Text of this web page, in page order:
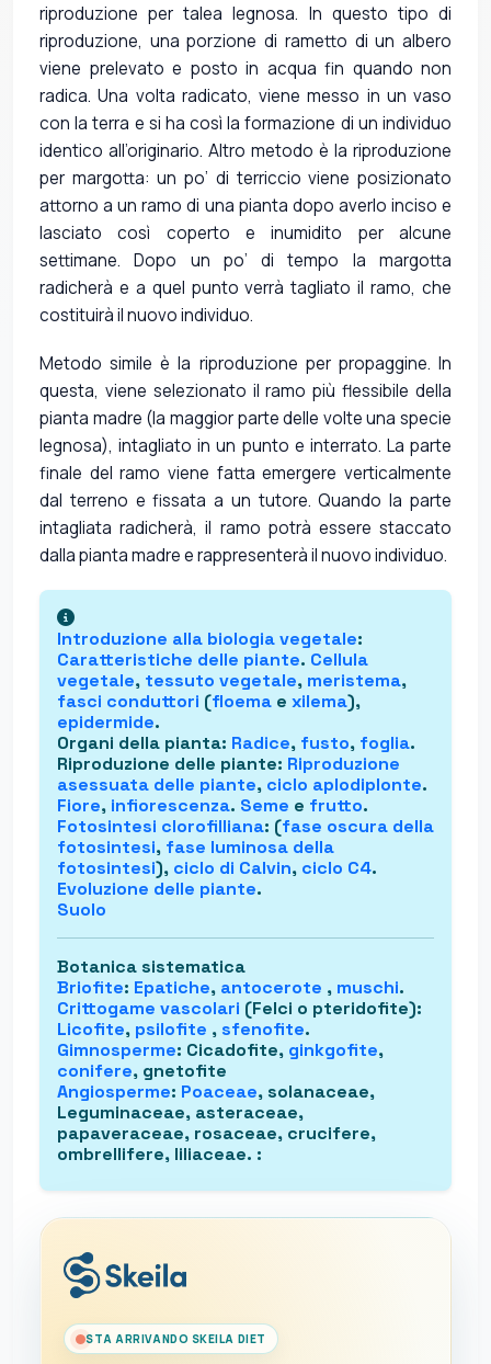
riproduzione per talea legnosa. In questo tipo di
riproduzione, una porzione di rametto di un albero
viene prelevato e posto in acqua fin quando non
radica. Una volta radicato, viene messo in un vaso
con la terra e si ha così la formazione di un individuo
identico all’originario. Altro metodo è la riproduzione
per margotta: un po’ di terriccio viene posizionato
attorno a un ramo di una pianta dopo averlo inciso e
lasciato così coperto e inumidito per alcune
settimane. Dopo un po’ di tempo la margotta
radicherà e a quel punto verrà tagliato il ramo, che
costituirà il nuovo individuo.
Metodo simile è la riproduzione per propaggine. In
questa, viene selezionato il ramo più flessibile della
pianta madre (la maggior parte delle volte una specie
legnosa), intagliato in un punto e interrato. La parte
finale del ramo viene fatta emergere verticalmente
dal terreno e fissata a un tutore. Quando la parte
intagliata radicherà, il ramo potrà essere staccato
dalla pianta madre e rappresenterà il nuovo individuo.
Introduzione alla biologia vegetale:
Caratteristiche delle piante. Cellula
vegetale, tessuto vegetale, meristema,
fasci conduttori (floema e xilema),
epidermide.
Organi della pianta: Radice, fusto, foglia.
Riproduzione delle piante: Riproduzione
asessuata delle piante, ciclo aplodiplonte.
Fiore, infiorescenza. Seme e frutto.
Fotosintesi clorofilliana: (fase oscura della
fotosintesi, fase luminosa della
fotosintesi), ciclo di Calvin, ciclo C4.
Evoluzione delle piante.
Suolo
Botanica sistematica
Briofite: Epatiche, antocerote , muschi.
Crittogame vascolari (Felci o pteridofite):
Licofite, psilofite , sfenofite.
Gimnosperme: Cicadofite, ginkgofite,
conifere, gnetofite
Angiosperme: Poaceae, solanaceae,
Leguminaceae, asteraceae,
papaveraceae, rosaceae, crucifere,
ombrellifere, liliaceae. :
STA ARRIVANDO SKEILA DIET